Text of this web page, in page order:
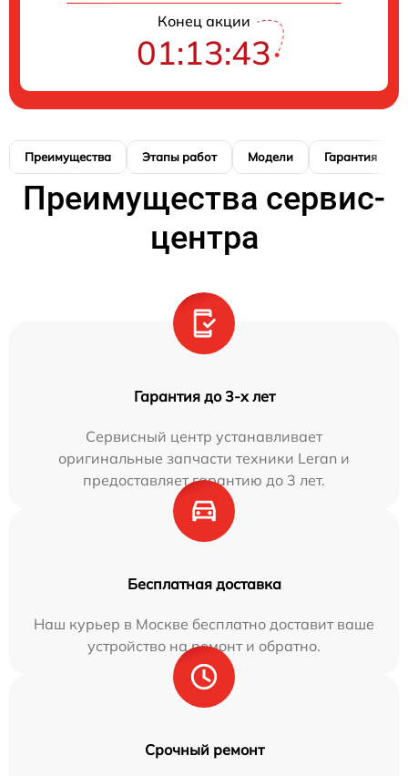
Конец акции
01:13:42
Преимущества Этапы работ Модели Гарантия
Преимущества сервис-
центра
Гарантия до 3-х лет
Сервисный центр устанавливает
оригинальные запчасти техники Leran и
предоставляет гарантию до 3 лет.
Бесплатная доставка
Наш курьер в Москве бесплатно доставит ваше
устройство на ремонт и обратно.
Срочный ремонт